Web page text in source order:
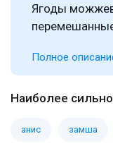
Ягоды
Полное
Наиболее
анис замша